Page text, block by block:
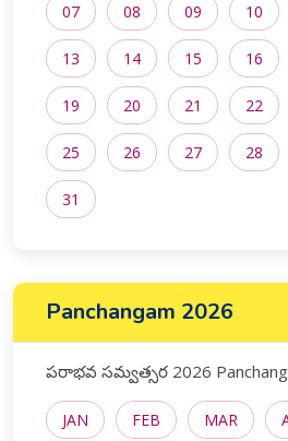
07 08 09 10
13 14 15 16
19 20 21 22
25 26 27 28
31
Panchangam 2026
పరాభవ సమ్వత్సర 2026
JAN FEB MAR